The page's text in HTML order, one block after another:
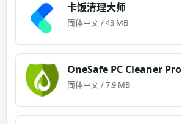
卡饭清理大师
简体中文 / 43 MB
OneSafe PC Cleaner Pro
简体中文 / 7.9 MB